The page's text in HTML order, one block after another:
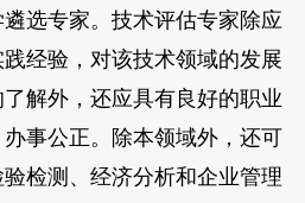
选专家。技术评估专家除应
经验，对该技术领域的发展
解外，还应具有良好的职业
事公正。除本领域外，还可
检测、经济分析和企业管理